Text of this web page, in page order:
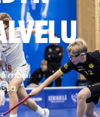
maali.